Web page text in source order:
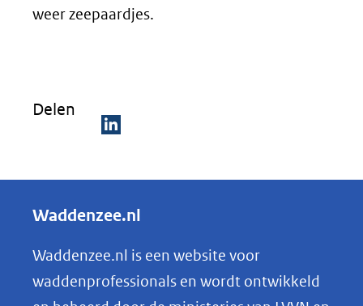
weer zeepaardjes.
Delen
e
e
n
o
p
Waddenzee.nl
Waddenzee.nl is een website voor
waddenprofessionals en wordt ontwikkeld